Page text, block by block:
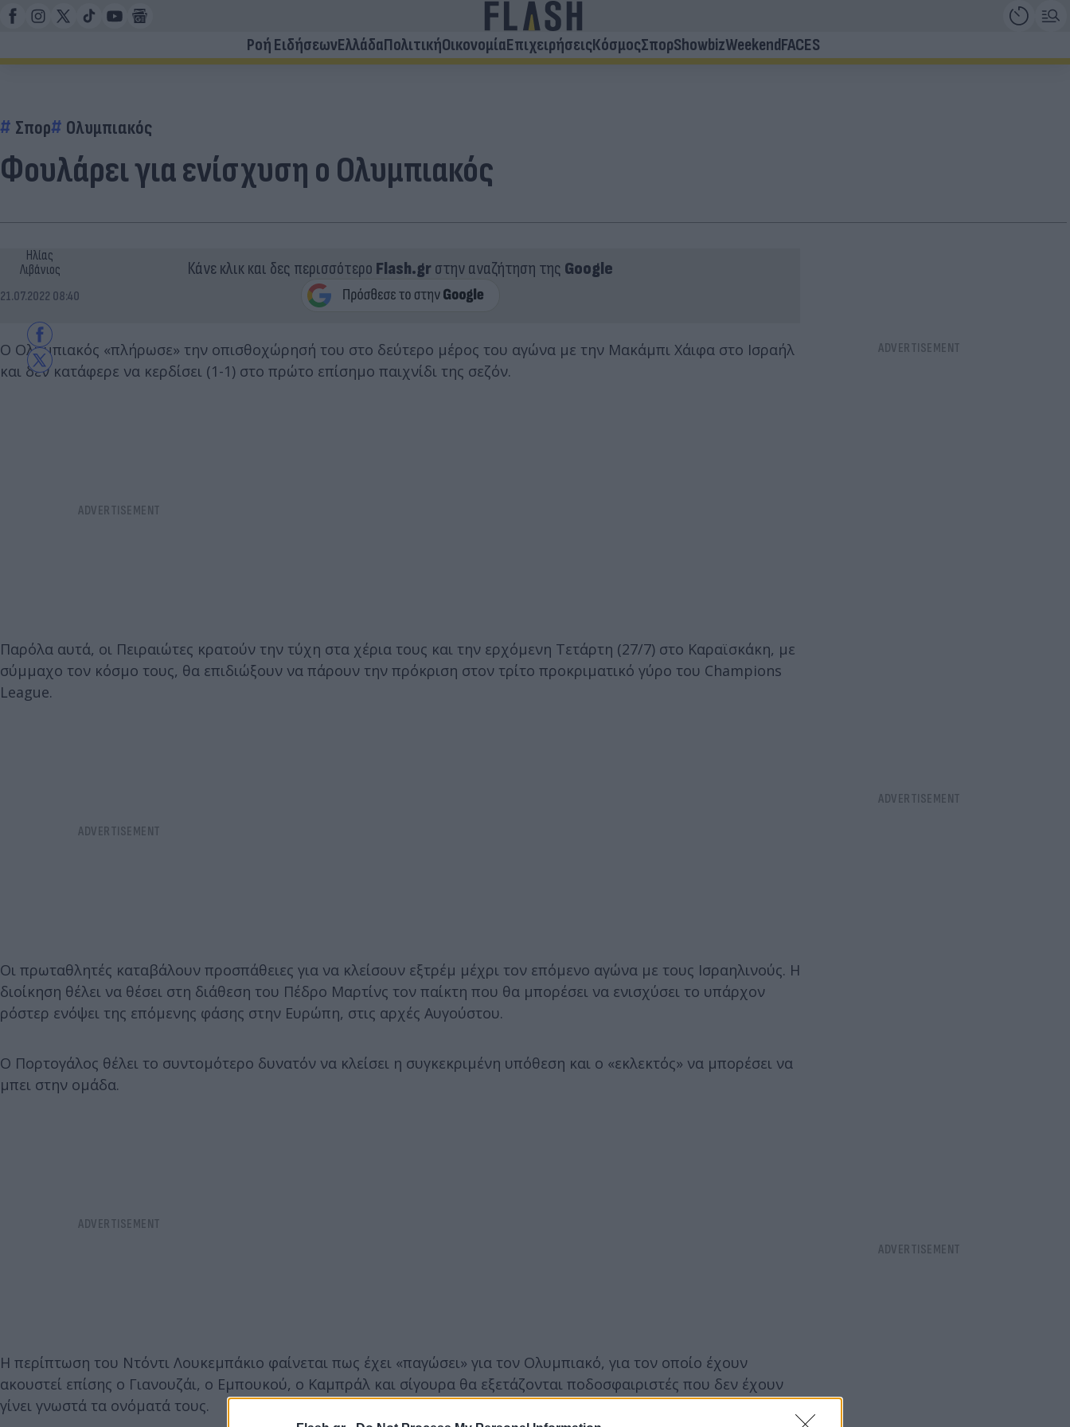
Ροή ΕιδήσεωνΕλλάδαΠολιτικήΟικονομίαΕπιχειρήσειςΚόσμοςΣπορShowbizWeekendFACES
Σπορ Ολυμπιακός
Φουλάρει για ενίσχυση ο Ολυμπιακός
Ηλίας
Λιβάνιος
21.07.2022 08:40
Κάνε κλικ και δες περισσότερο Flash.grστην αναζήτηση της Google
Ο Ολυμπιακός «πλήρωσε» την οπισθοχώρησή του στο δεύτερο μέρος του αγώνα με την Μακάμπι Χάιφα στο Ισραήλ
και δεν κατάφερε να κερδίσει (1-1) στο πρώτο επίσημο παιχνίδι της σεζόν.
Παρόλα αυτά, οι Πειραιώτες κρατούν την τύχη στα χέρια τους και την ερχόμενη Τετάρτη (27/7) στο Καραϊσκάκη, με
σύμμαχο τον κόσμο τους, θα επιδιώξουν να πάρουν την πρόκριση στον τρίτο προκριματικό γύρο του Champions
League.
Οι πρωταθλητές καταβάλουν προσπάθειες για να κλείσουν εξτρέμ μέχρι τον επόμενο αγώνα με τους Ισραηλινούς. Η
διοίκηση θέλει να θέσει στη διάθεση του Πέδρο Μαρτίνς τον παίκτη που θα μπορέσει να ενισχύσει το υπάρχον
ρόστερ ενόψει της επόμενης φάσης στην Ευρώπη, στις αρχές Αυγούστου.
Ο Πορτογάλος θέλει το συντομότερο δυνατόν να κλείσει η συγκεκριμένη υπόθεση και ο «εκλεκτός» να μπορέσει να
μπει στην ομάδα.
Η περίπτωση του Ντόντι Λουκεμπάκιο φαίνεται πως έχει «παγώσει» για τον Ολυμπιακό, για τον οποίο έχουν
ακουστεί επίσης ο Γιανουζάι, ο Εμπουκού, ο Καμπράλ και σίγουρα θα εξετάζονται ποδοσφαιριστές που δεν έχουν
γίνει γνωστά τα ονόματά τους.